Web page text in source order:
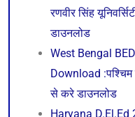
रणवीर सिंह
डाउनलोड
West Bengal
Download :पश्चिम
से करे डाउनलोड
Haryana D.El.Ed